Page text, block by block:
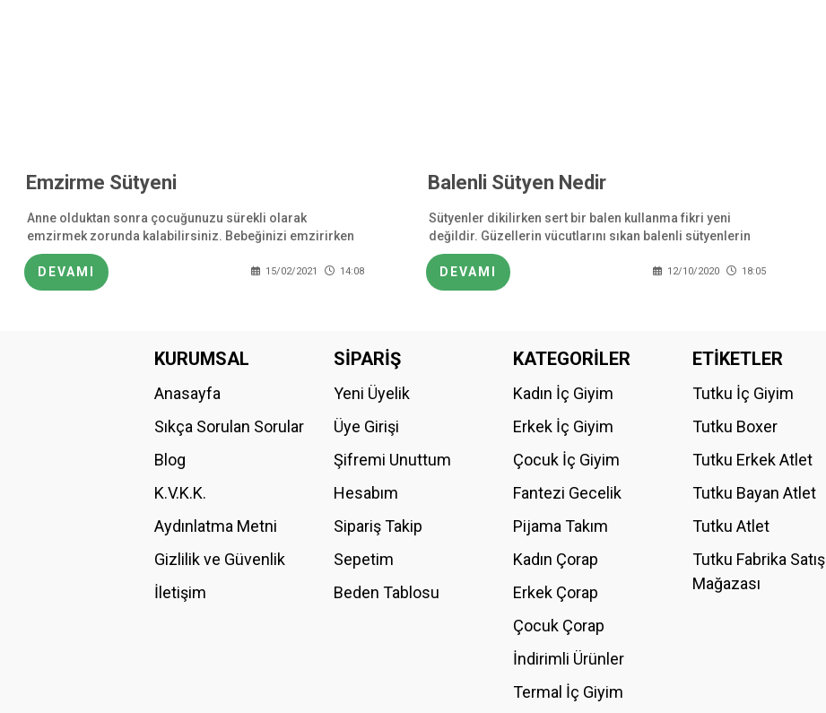
Emzirme Sütyeni
Anne olduktan sonra çocuğunuzu sürekli olarak
emzirmek zorunda kalabilirsiniz. Bebeğinizi emzirirken
sizlere kolaylık olması açısından emzirme sütyeni
kullanmaya başlayabilirsiniz. Bakıldığı zaman
DEVAMI 15/02/2021 14:08
Balenli Sütyen Nedir
Sütyenler dikilirken sert bir balen kullanma fikri yeni
değildir. Güzellerin vücutlarını sıkan balenli sütyenlerin
detayları ise ahşap ve metalden yapılmıştı. Tabii ki, bu tür
DEVAMI 12/10/2020 18:05
KURUMSAL
Anasayfa
Sıkça Sorulan Sorular
Blog
K.V.K.K.
Aydınlatma Metni
Gizlilik ve Güvenlik
İletişim
SİPARİŞ
Yeni Üyelik
Üye Girişi
Şifremi Unuttum
Hesabım
Sipariş Takip
Sepetim
Beden Tablosu
KATEGORİLER
Kadın İç Giyim
Erkek İç Giyim
Çocuk İç Giyim
Fantezi Gecelik
Pijama Takım
Kadın Çorap
Erkek Çorap
Çocuk Çorap
İndirimli Ürünler
Termal İç Giyim
ETİKETLER
Tutku İç Giyim
Tutku Boxer
Tutku Erkek Atlet
Tutku Bayan Atlet
Tutku Atlet
Tutku Fabrika Satış
Mağazası